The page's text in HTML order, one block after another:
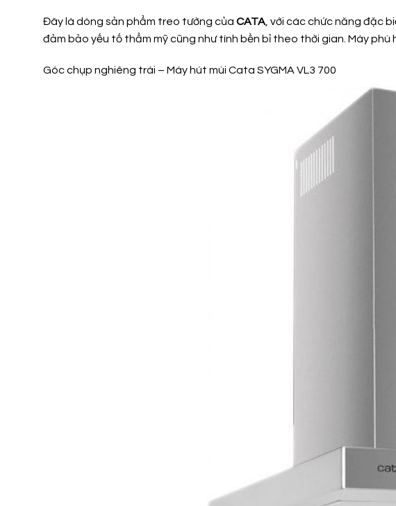
Đây là dòng sản phẩm treo tường của CATA , với các chức năng đặc
đảm bảo yếu tố thẩm mỹ cũng như tính bền bỉ theo thời gian. Máy
Góc chụp nghiêng trái – Máy hút mùi Cata SYGMA VL3 700